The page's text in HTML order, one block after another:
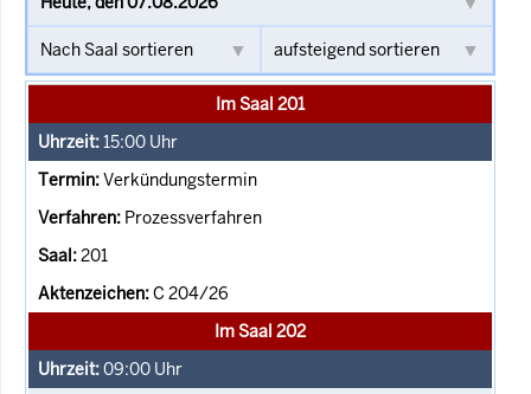
Im Saal 201
15:00 Uhr
Verkündungstermin
Prozessverfahren
201
C 204/26
Im Saal 202
09:00 Uhr